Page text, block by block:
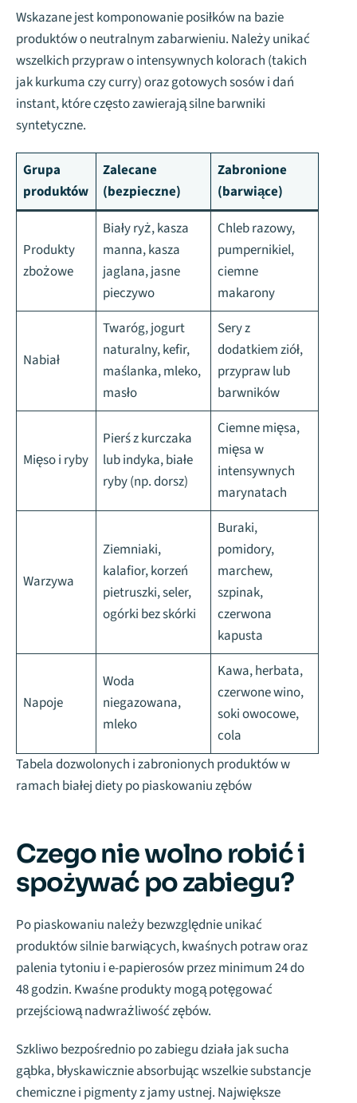
Wskazane jest komponowanie posiłków na bazie
produktów o neutralnym zabarwieniu. Należy unikać
wszelkich przypraw o intensywnych kolorach (takich
jak kurkuma czy curry) oraz gotowych sosów i dań
instant, które często zawierają silne barwniki
syntetyczne.
Grupa
produktów
Zalecane
(bezpieczne)
Zabronione
(barwiące)
Produkty
zbożowe
Biały ryż, kasza
manna, kasza
jaglana, jasne
pieczywo
Chleb razowy,
pumpernikiel,
ciemne
makarony
Nabiał
Twaróg, jogurt
naturalny, kefir,
maślanka, mleko,
masło
Sery z
dodatkiem ziół,
przypraw lub
barwników
Mięso i ryby
Pierś z kurczaka
lub indyka, białe
ryby (np. dorsz)
Ciemne mięsa,
mięsa w
intensywnych
marynatach
Warzywa
Ziemniaki,
kalafior, korzeń
pietruszki, seler,
ogórki bez skórki
Buraki,
pomidory,
marchew,
szpinak,
czerwona
kapusta
Napoje
Woda
niegazowana,
mleko
Kawa, herbata,
czerwone wino,
soki owocowe,
cola
Tabela dozwolonych i zabronionych produktów w
ramach białej diety po piaskowaniu zębów
Czego nie wolno robić i
spożywać po zabiegu?
Po piaskowaniu należy bezwzględnie unikać
produktów silnie barwiących, kwaśnych potraw oraz
palenia tytoniu i e-papierosów przez minimum 24 do
48 godzin. Kwaśne produkty mogą potęgować
przejściową nadwrażliwość zębów.
Szkliwo bezpośrednio po zabiegu działa jak sucha
gąbka, błyskawicznie absorbując wszelkie substancje
chemiczne i pigmenty z jamy ustnej. Największe